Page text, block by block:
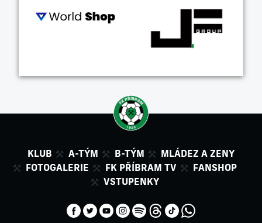
KLUB A-TÝM B-TÝM
MLÁDEZ A ZENY
FOTOGALERIE
FK PŘÍBRAM TV
FANSHOP
VSTUPENKY